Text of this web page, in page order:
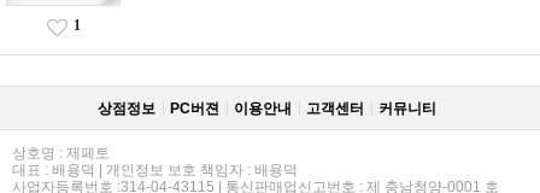
1
상점정보 PC버젼 이용안내 고객센터 커뮤니티
상호명 : 제페토
대표 : 배용덕 | 개인정보 보호 책임자 : 배용덕
사업자등록번호 :314-04-43115 | 통신판매업신고번호 : 제 충남청양-0001 호